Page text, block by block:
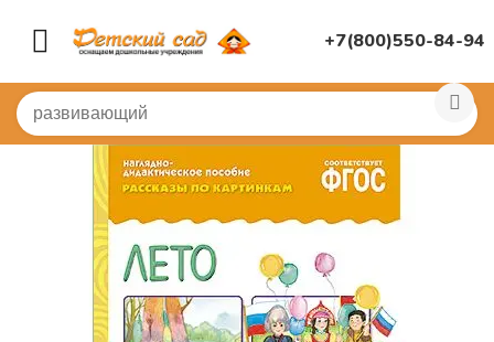
+7(800)550-84-94
Главная / КНИГИ, НАГЛЯДНАЯ ДИДАКТИКА